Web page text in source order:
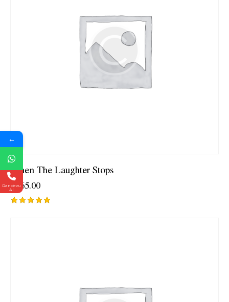
When The Laughter Stops
$165.00
←
Randevu
Al